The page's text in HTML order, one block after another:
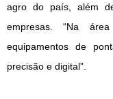
agro do país, além
empresas. “Na
equipamentos de
precisão e digital”.